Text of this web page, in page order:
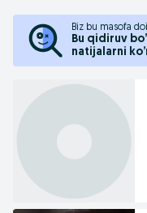
Biz bu masofa
Bu qidiruv
natijalarni